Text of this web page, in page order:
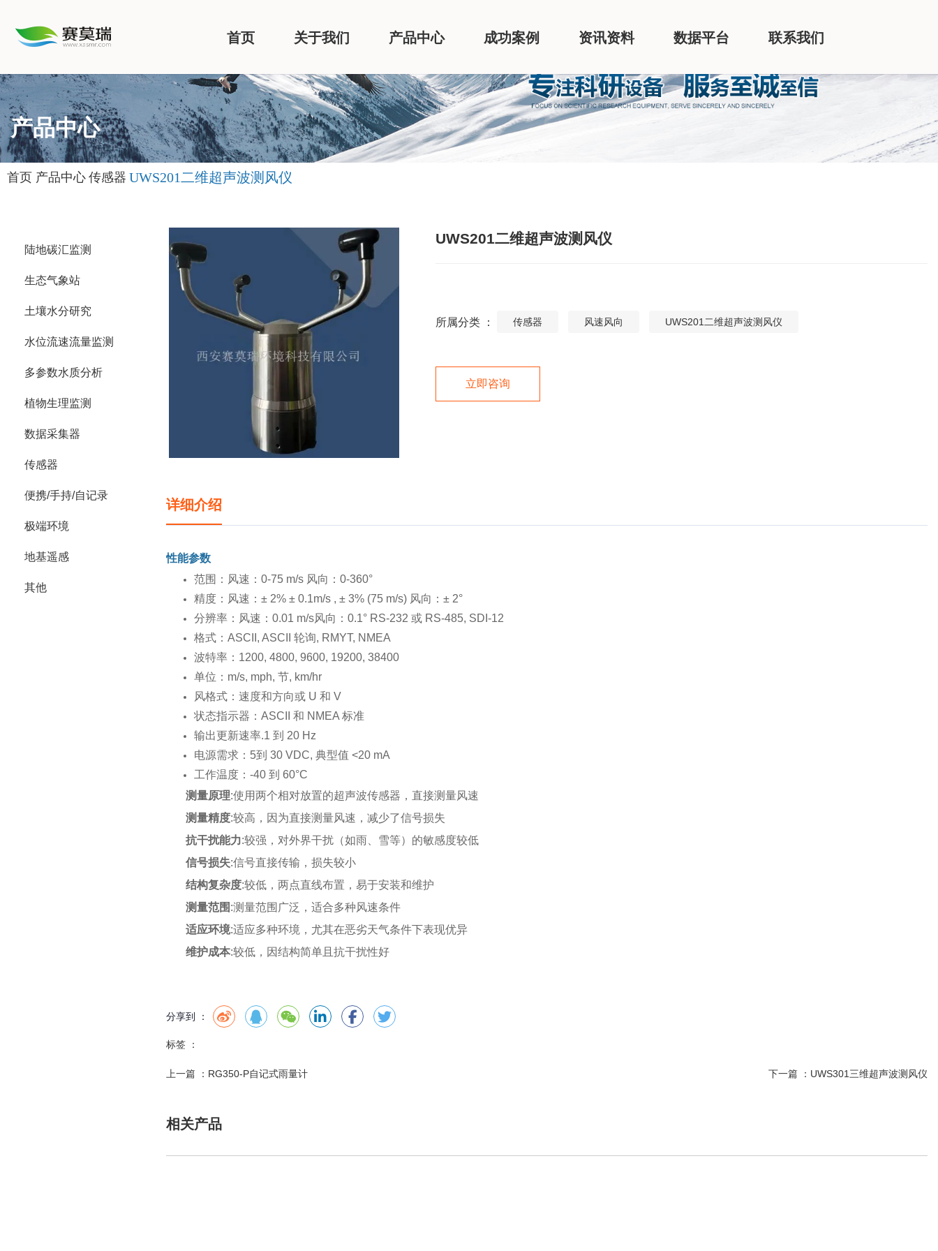
首页 关于我们 产品中心 成功案例 资讯资料 数据平台 联系我们
产品中心
首页 产品中心 传感器 UWS201二维超声波测风仪
陆地碳汇监测
生态气象站
土壤水分研究
水位流速流量监测
多参数水质分析
植物生理监测
数据采集器
传感器
便携/手持/自记录
极端环境
地基遥感
其他
UWS201二维超声波测风仪
所属分类 ： 传感器 风速风向 UWS201二维超声波测风仪
立即咨询
详细介绍
性能参数
范围：风速：0-75 m/s 风向：0-360°
精度：风速：± 2% ± 0.1m/s , ± 3% (75 m/s) 风向：± 2°
分辨率：风速：0.01 m/s风向：0.1° RS-232 或 RS-485, SDI-12
格式：ASCII, ASCII 轮询, RMYT, NMEA
波特率：1200, 4800, 9600, 19200, 38400
单位：m/s, mph, 节, km/hr
风格式：速度和方向或 U 和 V
状态指示器：ASCII 和 NMEA 标准
输出更新速率.1 到 20 Hz
电源需求：5到 30 VDC, 典型值 <20 mA
工作温度：-40 到 60°C
测量原理:使用两个相对放置的超声波传感器，直接测量风速
测量精度:较高，因为直接测量风速，减少了信号损失
抗干扰能力:较强，对外界干扰（如雨、雪等）的敏感度较低
信号损失:信号直接传输，损失较小
结构复杂度:较低，两点直线布置，易于安装和维护
测量范围 :测量范围广泛，适合多种风速条件
适应环境:适应多种环境，尤其在恶劣天气条件下表现优异
维护成本:较低，因结构简单且抗干扰性好
分享到 ：
标签 ：
上一篇 ： RG350-P自记式雨量计 下一篇 ： UWS301三维超声波测风仪
相关产品